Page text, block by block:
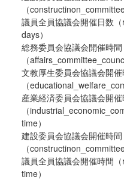
（
議員全員協議会開催日数
days）
総務委員会協議会開催時間
（
文教厚生委員会協議会開催
（
産業経済委員会協議会開催
（
time）
建設委員会協議会開催時間
（
議員全員協議会開催時間
time）